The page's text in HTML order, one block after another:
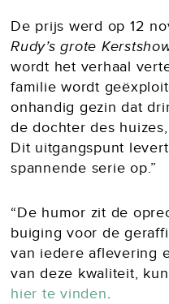
De prijs werd op 12
Rudy’s grote
wordt het verhaal
familie wordt
onhandig gezin dat
de dochter des
Dit uitgangspunt
spannende serie op.”
“De humor zit de
buiging voor de
van iedere aflevering
van deze kwaliteit,
hier te vinden.